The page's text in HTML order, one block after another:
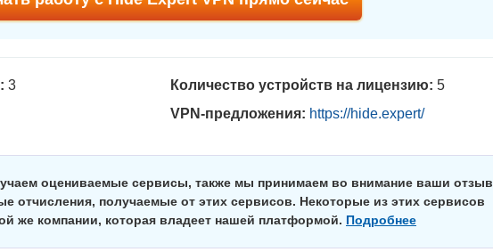
3
Количество устройств на лицензию: 5
VPN-предложения: https://hide.expert/
оцениваемые сервисы, также мы принимаем во внимание ваши
отчисления, получаемые от этих сервисов. Некоторые из этих сервисов
же компании, которая владеет нашей платформой. Подробнее